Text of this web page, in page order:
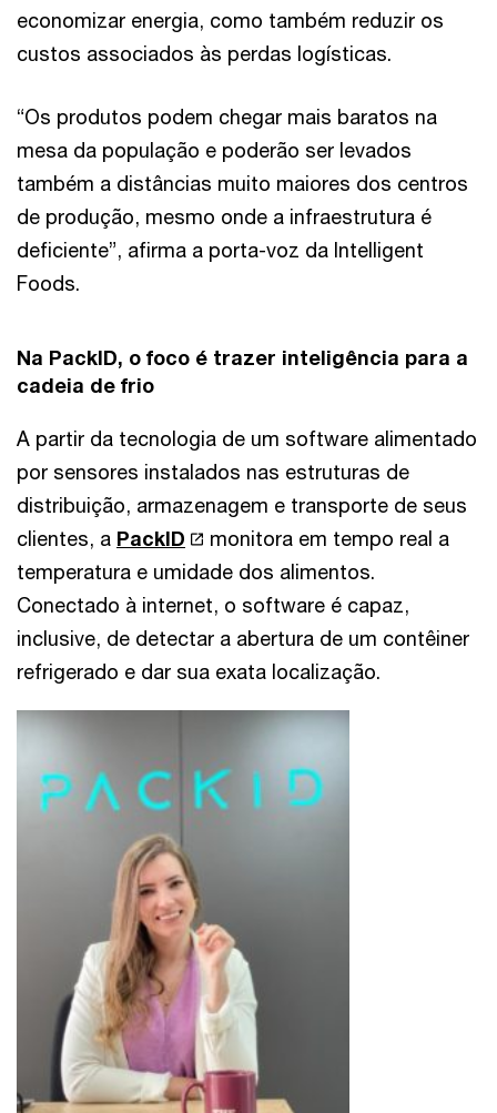
economizar energia, como também reduzir os
custos associados às perdas logísticas.
“Os produtos podem chegar mais baratos na
mesa da população e poderão ser levados
também a distâncias muito maiores dos centros
de produção, mesmo onde a infraestrutura é
deficiente”, afirma a porta-voz da Intelligent
Foods.
Na PackID, o foco é trazer inteligência para a
cadeia de frio
A partir da tecnologia de um software alimentado
por sensores instalados nas estruturas de
distribuição, armazenagem e transporte de seus
clientes, a PackID
monitora em tempo real a
temperatura e umidade dos alimentos.
Conectado à internet, o software é capaz,
inclusive, de detectar a abertura de um contêiner
refrigerado e dar sua exata localização.